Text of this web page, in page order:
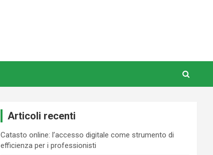
Articoli recenti
Catasto online: l’accesso digitale come strumento di
efficienza per i professionisti